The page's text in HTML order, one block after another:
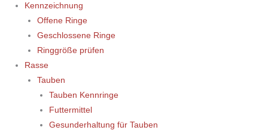
Kennzeichnung
Offene Ringe
Geschlossene Ringe
Ringgröße prüfen
Rasse
Tauben
Tauben Kennringe
Futtermittel
Gesunderhaltung für Tauben